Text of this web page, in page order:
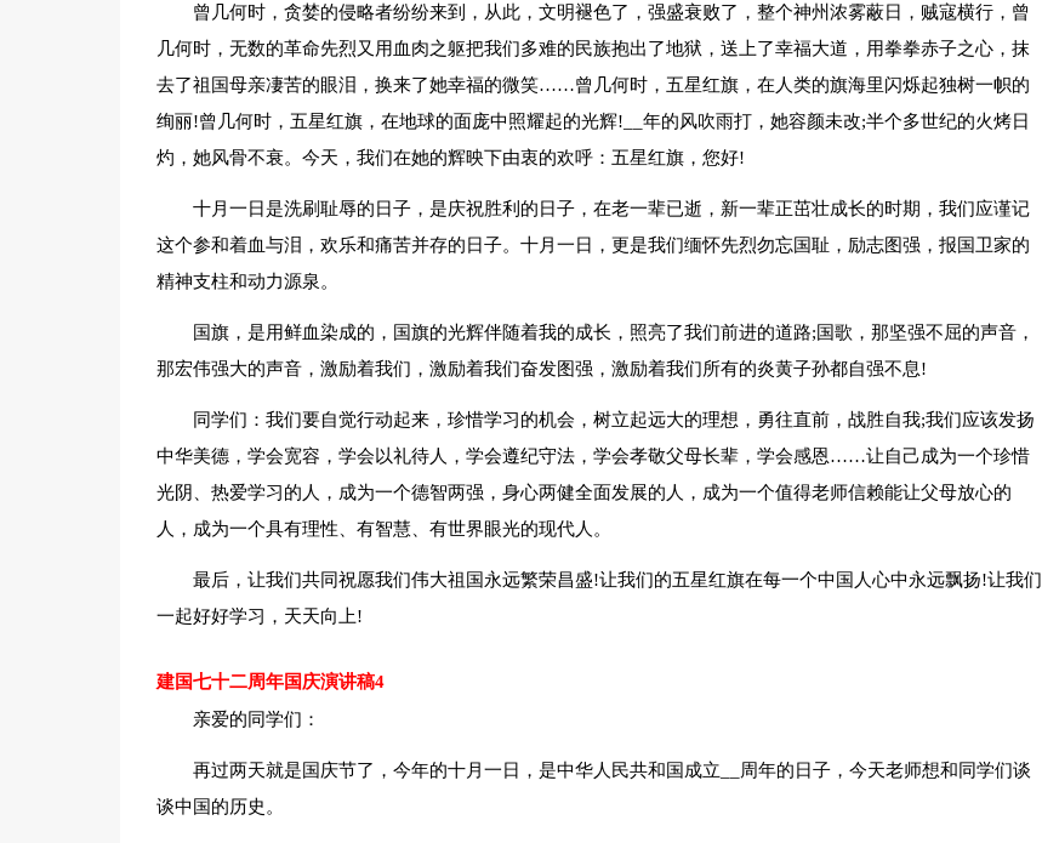
曾几何时，贪婪的侵略者纷纷来到，从此，文明褪色了，强盛衰败了，整个神州浓雾蔽日，贼寇横行，曾
几何时，无数的革命先烈又用血肉之躯把我们多难的民族抱出了地狱，送上了幸福大道，用拳拳赤子之心，抹
去了祖国母亲凄苦的眼泪，换来了她幸福的微笑……曾几何时，五星红旗，在人类的旗海里闪烁起独树一帜的
绚丽!曾几何时，五星红旗，在地球的面庞中照耀起的光辉!__年的风吹雨打，她容颜未改;半个多世纪的火烤日
灼，她风骨不衰。今天，我们在她的辉映下由衷的欢呼：五星红旗，您好!
十月一日是洗刷耻辱的日子，是庆祝胜利的日子，在老一辈已逝，新一辈正茁壮成长的时期，我们应谨记
这个参和着血与泪，欢乐和痛苦并存的日子。十月一日，更是我们缅怀先烈勿忘国耻，励志图强，报国卫家的
精神支柱和动力源泉。
国旗，是用鲜血染成的，国旗的光辉伴随着我的成长，照亮了我们前进的道路;国歌，那坚强不屈的声音，
那宏伟强大的声音，激励着我们，激励着我们奋发图强，激励着我们所有的炎黄子孙都自强不息!
同学们：我们要自觉行动起来，珍惜学习的机会，树立起远大的理想，勇往直前，战胜自我;我们应该发扬
中华美德，学会宽容，学会以礼待人，学会遵纪守法，学会孝敬父母长辈，学会感恩……让自己成为一个珍惜
光阴、热爱学习的人，成为一个德智两强，身心两健全面发展的人，成为一个值得老师信赖能让父母放心的
人，成为一个具有理性、有智慧、有世界眼光的现代人。
最后，让我们共同祝愿我们伟大祖国永远繁荣昌盛!让我们的五星红旗在每一个中国人心中永远飘扬!让我们
一起好好学习，天天向上!
建国七十二周年国庆演讲稿4
亲爱的同学们：
再过两天就是国庆节了，今年的十月一日，是中华人民共和国成立__周年的日子，今天老师想和同学们谈
谈中国的历史。